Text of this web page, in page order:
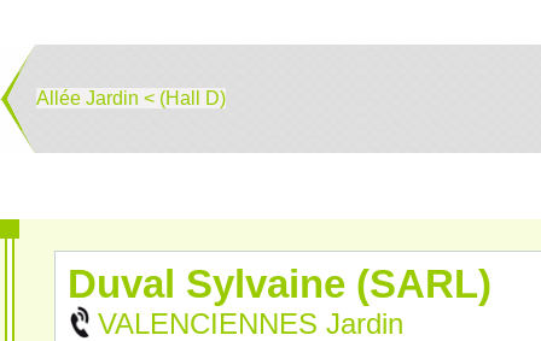
Allée Jardin < (Hall D)
Duval Sylvaine (SARL)
VALENCIENNES Jardin